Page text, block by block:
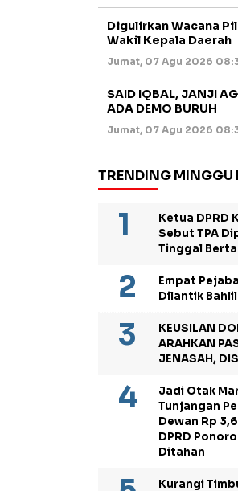
Digulirkan Wacana
Wakil Kepala Daerah
Jumat, 07 Agu 2026
SAID IQBAL, JANJI
ADA DEMO BURUH
Jumat, 07 Agu 2026
TRENDING MINGGU
Ketua DPRD
Sebut TPA
Tinggal
Empat
Dilantik Bahlil
KEUSILAN
ARAHKAN
JENASAH,
Jadi Otak
Tunjangan
Dewan Rp
DPRD
Ditahan
Kurangi